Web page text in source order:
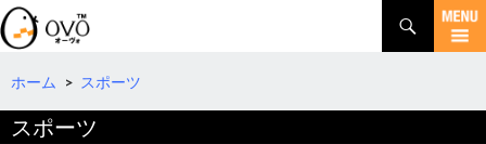
検
索
コ
テホーム > スポーツ
スポーツ